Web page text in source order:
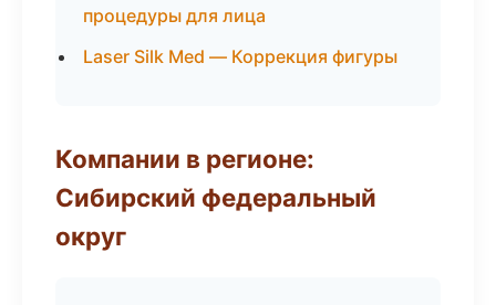
процедуры для лица
Laser Silk Med — Коррекция фигуры
Компании в регионе:
Сибирский федеральный
округ